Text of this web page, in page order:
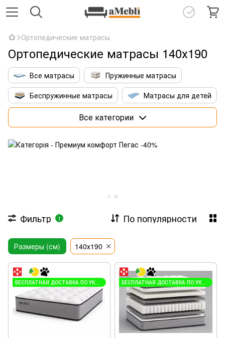
Ортопедические матрасы
Ортопедические матрасы 140х190
Все матрасы
Пружинные матрасы
Беспружинные матрасы
Матрасы для детей
Матрасы 160х200 см
Премиум матрасы
Все категории
Фильтр 1 По популярности
Размеры (см) 140х190